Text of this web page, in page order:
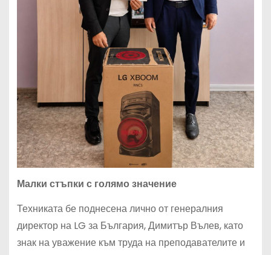
Малки стъпки с голямо значение
Техниката бе поднесена лично от генералния
директор на LG за България, Димитър Вълев, като
знак на уважение към труда на преподавателите и